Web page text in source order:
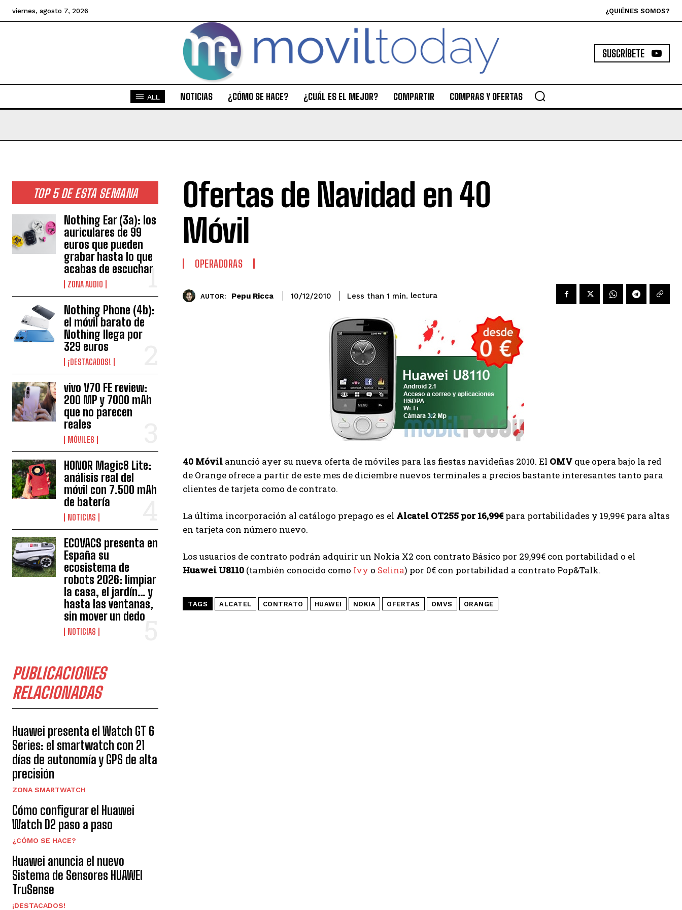
viernes, agosto 7, 2026 ¿QUIÉNES SOMOS?
SUSCRÍBETE
ALL NOTICIAS ¿CÓMO SE HACE? ¿CUÁL ES EL MEJOR? COMPARTIR COMPRAS Y OFERTAS
TOP 5 DE ESTA SEMANA
Nothing Ear (3a): los
auriculares de 99
euros que pueden
grabar hasta lo que
acabas de escuchar
ZONA AUDIO
Nothing Phone (4b):
el móvil barato de
Nothing llega por
329 euros
¡DESTACADOS!
vivo V70 FE review:
200 MP y 7000 mAh
que no parecen
reales
MÓVILES
HONOR Magic8 Lite:
análisis real del
móvil con 7.500 mAh
de batería
NOTICIAS
ECOVACS presenta en
España su
ecosistema de
robots 2026: limpiar
la casa, el jardín… y
hasta las ventanas,
sin mover un dedo
NOTICIAS
PUBLICACIONES
RELACIONADAS
Huawei presenta el Watch GT 6
Series: el smartwatch con 21
días de autonomía y GPS de alta
precisión
ZONA SMARTWATCH
Cómo configurar el Huawei
Watch D2 paso a paso
¿CÓMO SE HACE?
Huawei anuncia el nuevo
Sistema de Sensores HUAWEI
TruSense
¡DESTACADOS!
Ofertas de Navidad en 40
Móvil
OPERADORAS
AUTOR: Pepu Ricca 10/12/2010 Less than 1 min. lectura
40 Móvil anunció ayer su nueva oferta de móviles para las fiestas navideñas 2010. El OMV que opera bajo la red
de Orange ofrece a partir de este mes de diciembre nuevos terminales a precios bastante interesantes tanto para
clientes de tarjeta como de contrato.
La última incorporación al catálogo prepago es el Alcatel OT255 por 16,99€para portabilidades y 19,99€ para altas
en tarjeta con número nuevo.
Los usuarios de contrato podrán adquirir un Nokia X2 con contrato Básico por 29,99€ con portabilidad o el
Huawei U8110 (también conocido como Ivy o Selina) por 0€ con portabilidad a contrato Pop&Talk.
TAGS ALCATEL CONTRATO HUAWEI NOKIA OFERTAS OMVS ORANGE